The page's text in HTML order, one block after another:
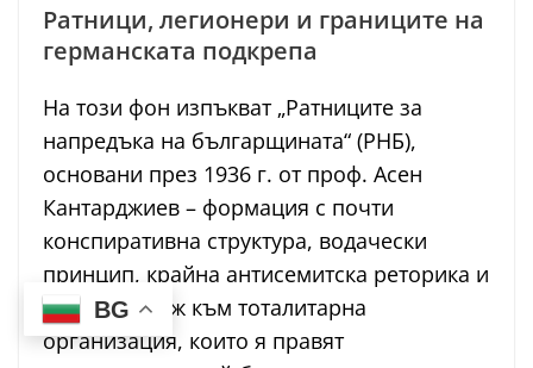
Ратници, легионери и границите на
германската подкрепа
На този фон изпъкват „Ратниците за
напредъка на българщината“ (РНБ),
основани през 1936 г. от проф. Асен
Кантарджиев – формация с почти
конспиративна структура, водачески
принцип, крайна антисемитска реторика и
явен стремеж към тоталитарна
организация, които я правят
BG